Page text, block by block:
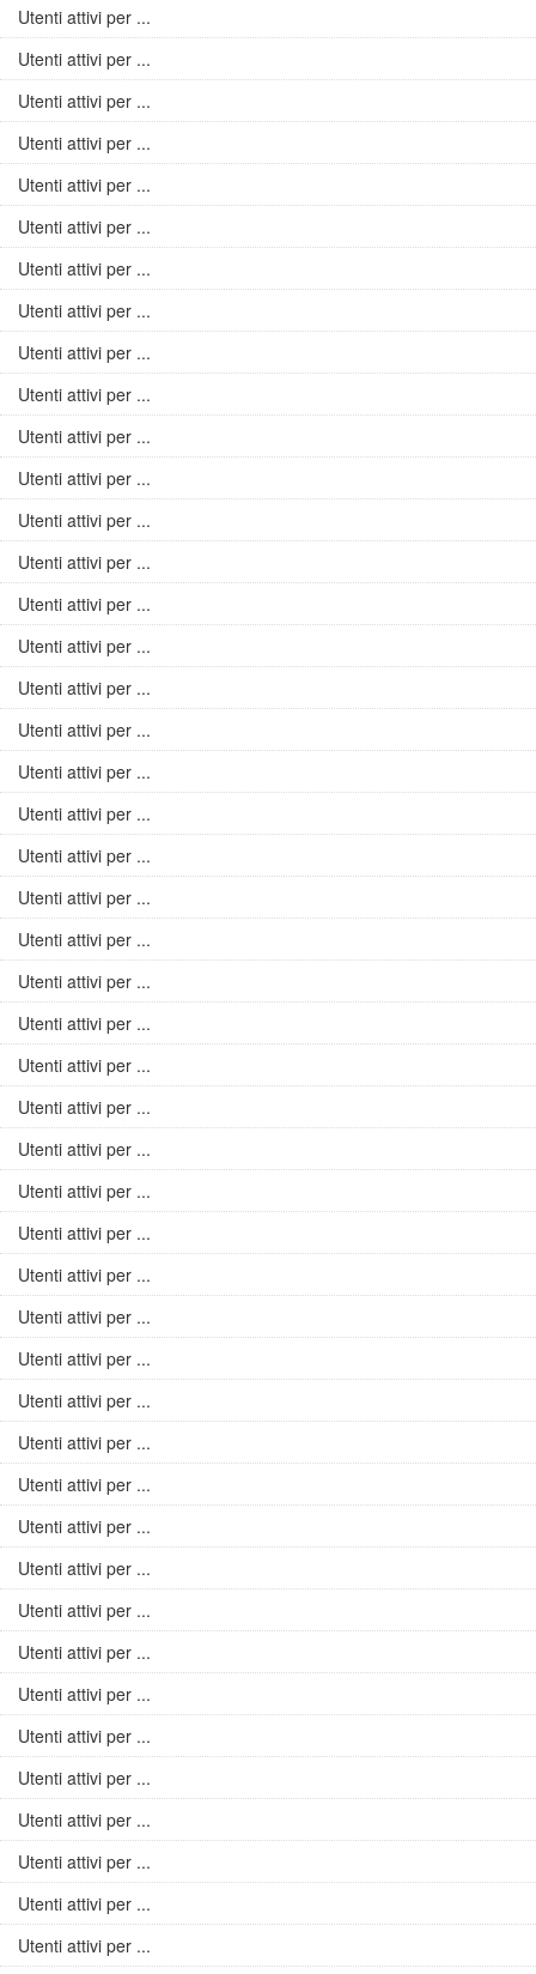
Utenti attivi per ...
Utenti attivi per ...
Utenti attivi per ...
Utenti attivi per ...
Utenti attivi per ...
Utenti attivi per ...
Utenti attivi per ...
Utenti attivi per ...
Utenti attivi per ...
Utenti attivi per ...
Utenti attivi per ...
Utenti attivi per ...
Utenti attivi per ...
Utenti attivi per ...
Utenti attivi per ...
Utenti attivi per ...
Utenti attivi per ...
Utenti attivi per ...
Utenti attivi per ...
Utenti attivi per ...
Utenti attivi per ...
Utenti attivi per ...
Utenti attivi per ...
Utenti attivi per ...
Utenti attivi per ...
Utenti attivi per ...
Utenti attivi per ...
Utenti attivi per ...
Utenti attivi per ...
Utenti attivi per ...
Utenti attivi per ...
Utenti attivi per ...
Utenti attivi per ...
Utenti attivi per ...
Utenti attivi per ...
Utenti attivi per ...
Utenti attivi per ...
Utenti attivi per ...
Utenti attivi per ...
Utenti attivi per ...
Utenti attivi per ...
Utenti attivi per ...
Utenti attivi per ...
Utenti attivi per ...
Utenti attivi per ...
Utenti attivi per ...
Utenti attivi per ...